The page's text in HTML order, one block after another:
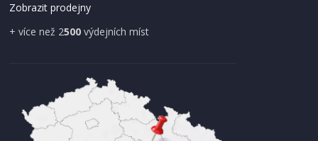
Zobrazit prodejny
+ více než 2500 výdejních míst